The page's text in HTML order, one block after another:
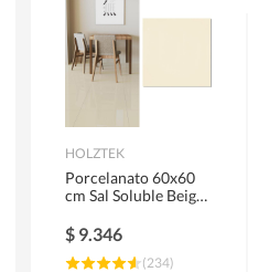
Pinturas
HOLZTEK
Porcelanato 60x60
cm Sal Soluble Beige
$ 9.346
(234)